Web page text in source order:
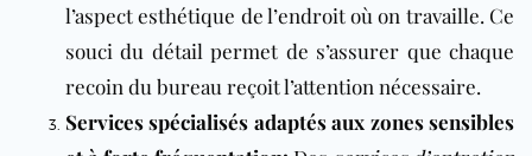
l’aspect esthétique de l’endroit où on travaille. Ce
souci du détail permet de s’assurer que chaque
recoin du bureau reçoit l’attention nécessaire.
Services spécialisés adaptés aux zones sensibles